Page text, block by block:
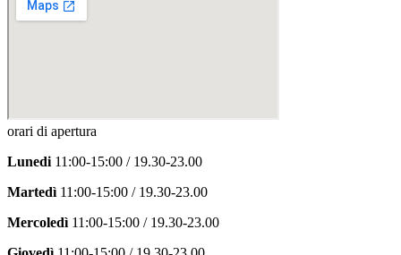
orari di apertura
Lunedi 11:00-15:00 / 19.30-23.00
Martedì 11:00-15:00 / 19.30-23.00
Mercoledì 11:00-15:00 / 19.30-23.00